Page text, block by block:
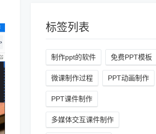
标签列表
制作ppt的软件 免费PPT模板
微课制作过程 PPT动画制作
PPT课件制作
多媒体交互课件制作